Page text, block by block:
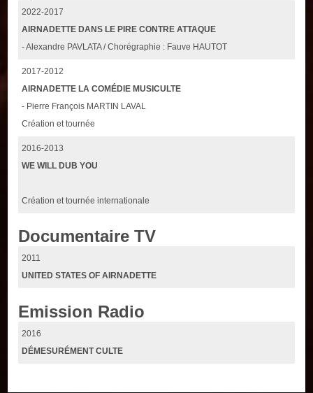
2022-2017
AIRNADETTE DANS LE PIRE CONTRE ATTAQUE
- Alexandre PAVLATA / Chorégraphie : Fauve HAUTOT
2017-2012
AIRNADETTE LA COMÉDIE MUSICULTE
- Pierre François MARTIN LAVAL
Création et tournée
2016-2013
WE WILL DUB YOU
Création et tournée internationale
Documentaire TV
2011
UNITED STATES OF AIRNADETTE
Emission Radio
2016
DÉMESURÉMENT CULTE